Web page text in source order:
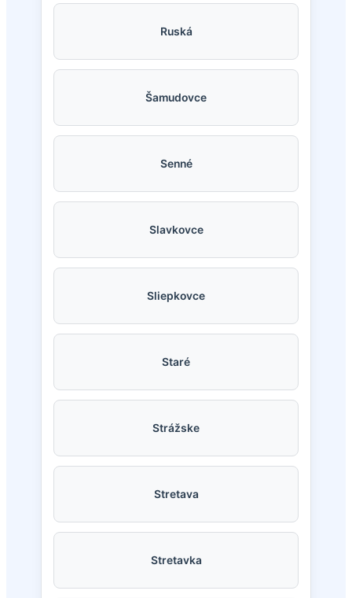
Ruská
Šamudovce
Senné
Slavkovce
Sliepkovce
Staré
Strážske
Stretava
Stretavka